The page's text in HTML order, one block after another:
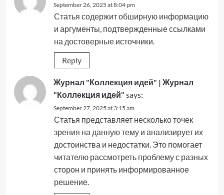
September 26, 2025 at 8:04 pm
Статья содержит обширную информацию
и аргументы, подтвержденные ссылками
на достоверные источники.
Reply
Журнал "Коллекция идей" | Журнал
"Коллекция идей" says:
September 27, 2025 at 3:15 am
Статья представляет несколько точек
зрения на данную тему и анализирует их
достоинства и недостатки. Это помогает
читателю рассмотреть проблему с разных
сторон и принять информированное
решение.